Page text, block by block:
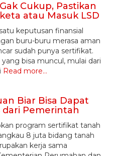
Cukup, Pastikan
atau Masuk LSD
keputusan finansial
buru-buru merasa aman
sudah punya sertifikat.
bisa muncul, mulai dari
Read more…
Biar Bisa Dapat
dari Pemerintah
program sertifikat tanah
8 juta bidang tanah
kerja sama